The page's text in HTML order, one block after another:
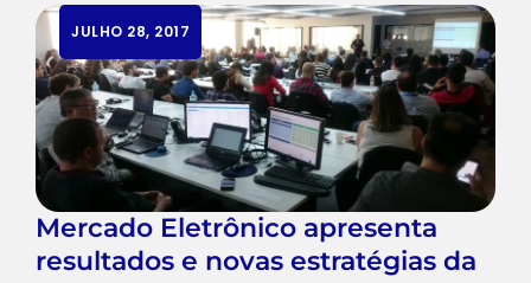
JULHO 28, 2017
Mercado Eletrônico apresenta
resultados e novas estratégias da